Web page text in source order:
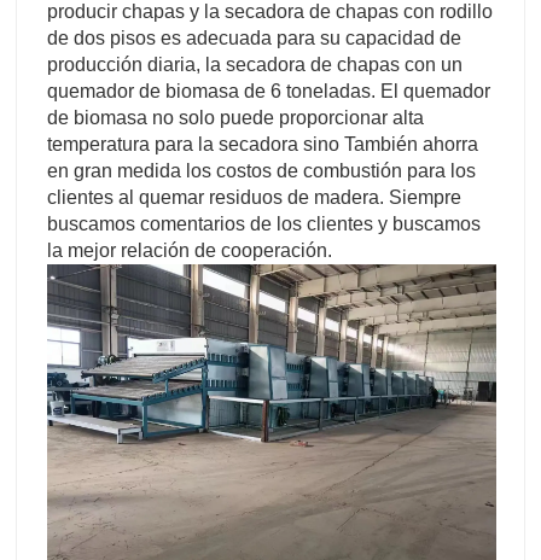
producir chapas y la secadora de chapas con rodillo
de dos pisos es adecuada para su capacidad de
producción diaria, la secadora de chapas con un
quemador de biomasa de 6 toneladas. El quemador
de biomasa no solo puede proporcionar alta
temperatura para la secadora sino También ahorra
en gran medida los costos de combustión para los
clientes al quemar residuos de madera. Siempre
buscamos comentarios de los clientes y buscamos
la mejor relación de cooperación.